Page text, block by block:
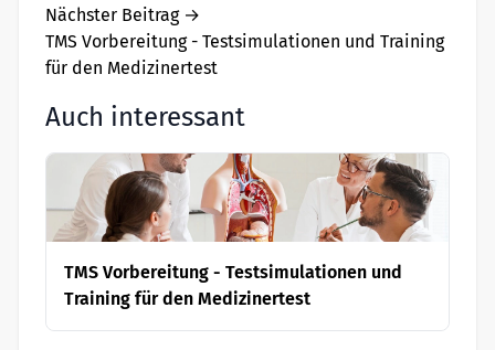
Nächster Beitrag →
TMS Vorbereitung - Testsimulationen und Training
für den Medizinertest
Auch interessant
TMS Vorbereitung - Testsimulationen und
Training für den Medizinertest